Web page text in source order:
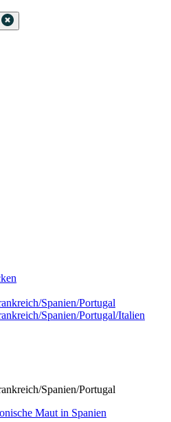
Spanien/Portugal
Spanien/Portugal/Italien
Spanien/Portugal
Maut in Spanien